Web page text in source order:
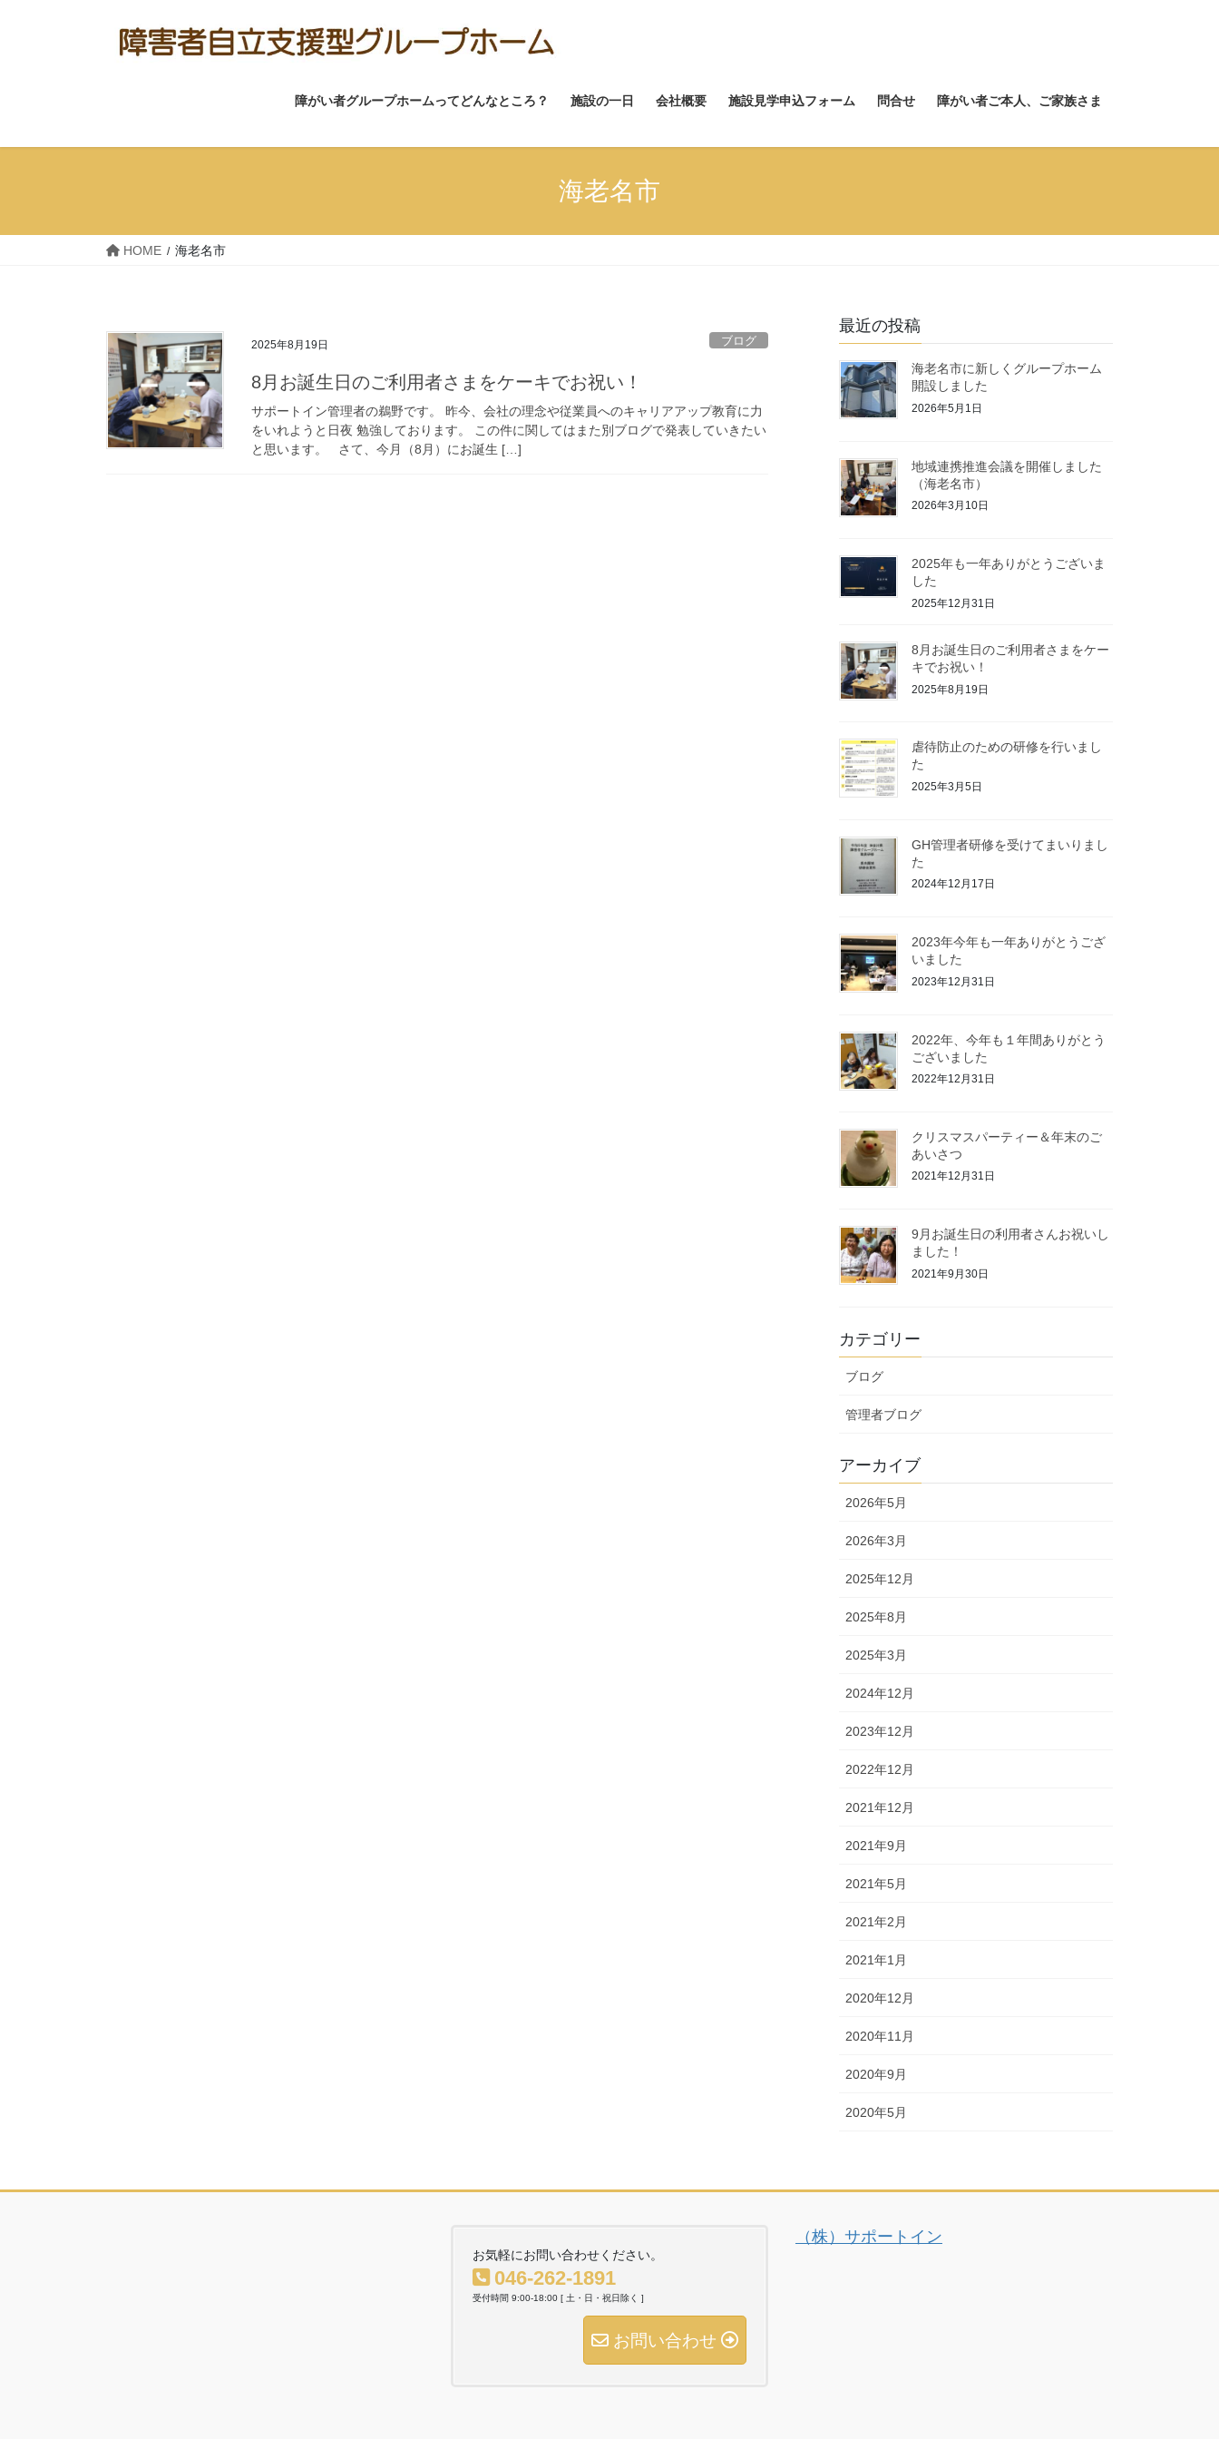
プ
動
障がい者グループホームってどんなところ？ 施設の一日 会社概要 施設見学申込フォーム 問合せ 障がい者ご本人、ご家族さま
海老名市
HOME 海老名市
2025年8月19日 ブログ
8月お誕生日のご利用者さまをケーキでお祝い！
サポートイン管理者の鵜野です。 昨今、会社の理念や従業員へのキャリアアップ教育に力
をいれようと日夜 勉強しております。 この件に関してはまた別ブログで発表していきたい
と思います。 さて、今月（8月）にお誕生 […]
最近の投稿
海老名市に新しくグループホーム
開設しました
2026年5月1日
地域連携推進会議を開催しました
（海老名市）
2026年3月10日
2025年も一年ありがとうございま
した
2025年12月31日
8月お誕生日のご利用者さまをケー
キでお祝い！
2025年8月19日
虐待防止のための研修を行いまし
た
2025年3月5日
GH管理者研修を受けてまいりまし
た
2024年12月17日
2023年今年も一年ありがとうござ
いました
2023年12月31日
2022年、今年も１年間ありがとう
ございました
2022年12月31日
クリスマスパーティー＆年末のご
あいさつ
2021年12月31日
9月お誕生日の利用者さんお祝いし
ました！
2021年9月30日
カテゴリー
ブログ
管理者ブログ
アーカイブ
2026年5月
2026年3月
2025年12月
2025年8月
2025年3月
2024年12月
2023年12月
2022年12月
2021年12月
2021年9月
2021年5月
2021年2月
2021年1月
2020年12月
2020年11月
2020年9月
2020年5月
お気軽にお問い合わせください。
046-262-1891
受付時間 9:00-18:00 [ 土・日・祝日除く ]
お問い合わせ
（株）サポートイン